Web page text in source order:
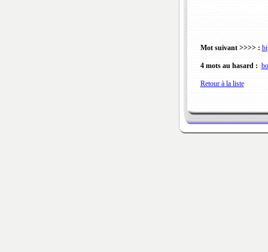
Mot suivant >>>> :
4 mots au hasard :
Retour à la liste